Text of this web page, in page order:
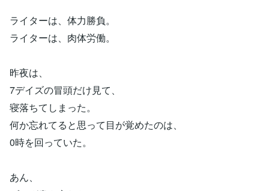
ライターは、体力勝負。
ライターは、肉体労働。
昨夜は、
7デイズの冒頭だけ見て、
寝落ちてしまった。
何か忘れてると思って目が覚めたのは、
0時を回っていた。
あん、